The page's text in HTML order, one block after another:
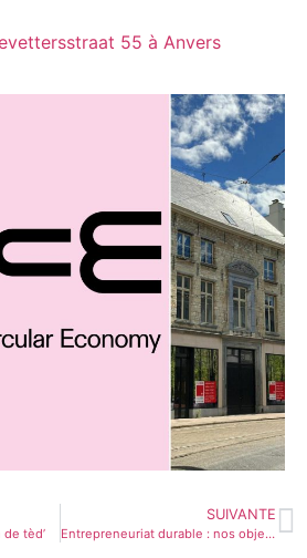
55 à Anvers
tèd’
SUIVANTE
Entrepreneuriat durable : nos objectifs basés sur la science